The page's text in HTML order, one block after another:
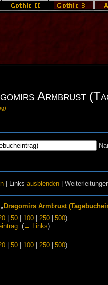
Armbrust
| Linksausblenden |
„ Dragomirs Armbrust
| 50| 100| 250| 500)
‎ (← Links)
| 50| 100| 250| 500)